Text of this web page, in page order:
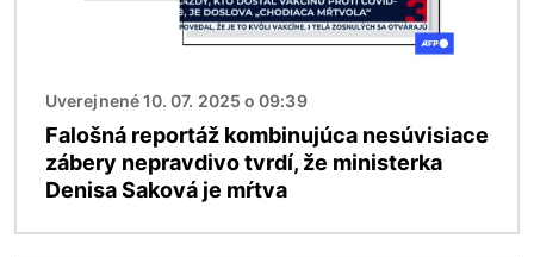
Uverejnené 10. 07. 2025 o 09:39
Falošná reportáž kombinujúca nesúvisiace
zábery nepravdivo tvrdí, že ministerka
Denisa Saková je mŕtva